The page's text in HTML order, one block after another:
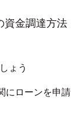
資金調達方法
ょう
にローンを申請